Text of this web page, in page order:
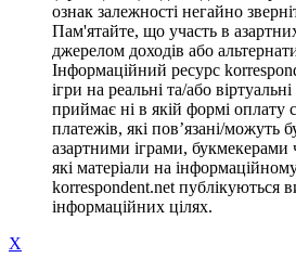
ознак залежності негайно
Пам'ятайте, що участь в
джерелом доходів або
Інформаційний ресурс
ігри на реальні та/або
приймає ні в якій формі оплату
платежів, які пов’язані/можуть
азартними іграми, букмекерами
які матеріали на
korrespondent.net публікуються
інформаційних цілях.
X